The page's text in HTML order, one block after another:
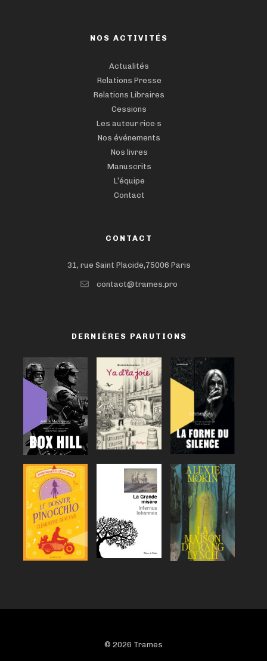
NOS ACTIVITÉS
Actualités
Relations Presse
Relations Libraires
Cessions
Les auteur·rice·s
Nos événements
Nos livres
Manuscrits
L’équipe
Contact
CONTACT
31, rue Saint Placide,75006 Paris
contact@trames.pro
DERNIÈRES PARUTIONS
© 2026 Trames